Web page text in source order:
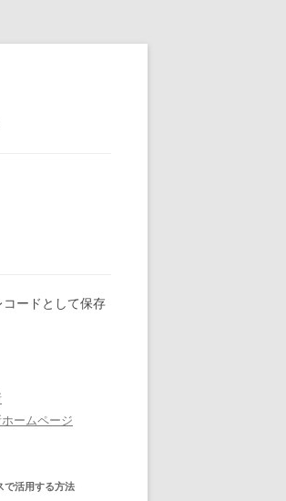
ードとして保存
ームページ
で活用する方法